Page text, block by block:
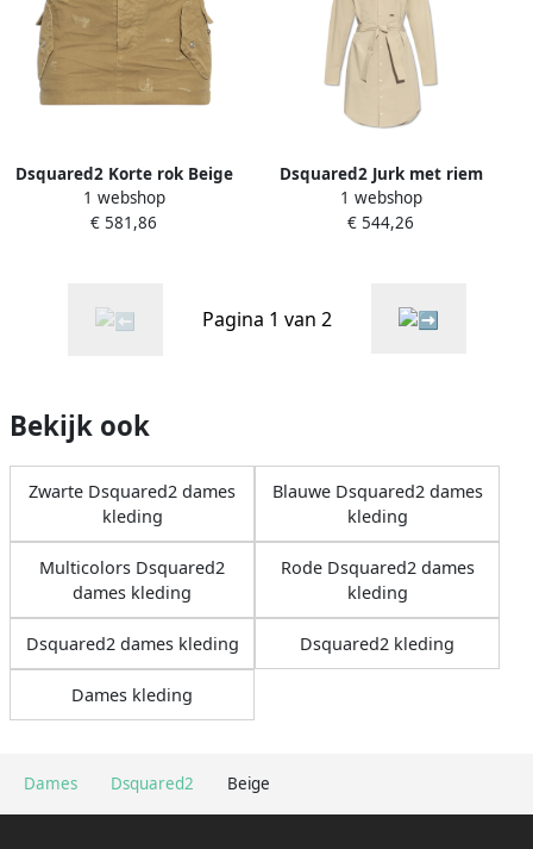
Dames Dsquared2 Beige
Dsquared2 Korte rok Beige
Dames
1 webshop
€ 581,86
Dsquared2 Jurk met riem
Beige Dames
1 webshop
€ 544,26
Pagina 1 van 2
Bekijk ook
Zwarte Dsquared2 dames
kleding
Blauwe Dsquared2 dames
kleding
Multicolors Dsquared2
dames kleding
Rode Dsquared2 dames
kleding
Dsquared2 dames kleding Dsquared2 kleding
Dames kleding